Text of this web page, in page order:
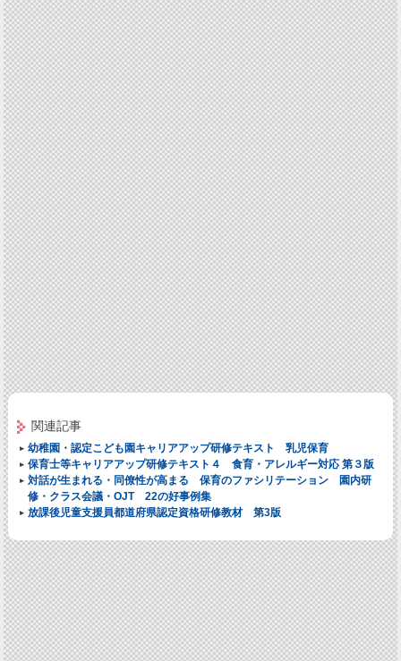
関連記事
幼稚園・認定こども園キャリアアップ研修テキスト 乳児保育
保育士等キャリアアップ研修テキスト４ 食育・アレルギー対応 第３版
対話が生まれる・同僚性が高まる 保育のファシリテーション 園内研
修・クラス会議・OJT 22の好事例集
放課後児童支援員都道府県認定資格研修教材 第3版